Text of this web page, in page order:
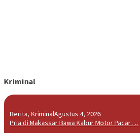
Kriminal
Berita, KriminalAgustus 4, 2026
Pria di Makassar Bawa Kabur Motor Pacar …